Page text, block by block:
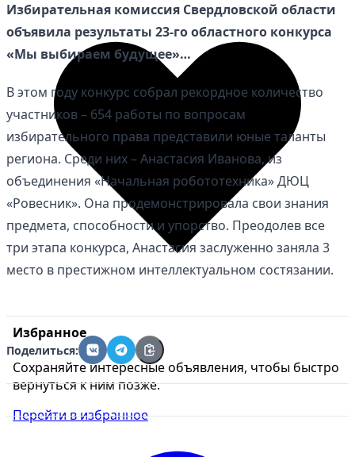
Избранное
Сохраняйте интересные объявления, чтобы быстро
вернуться к ним позже.
Перейти в избранное
Избирательная комиссия Свердловской области
объявила результаты 23-го областного конкурса
«Мы выбираем будущее»…
В этом году конкурс собрал рекордное количество
участников – 654 работы по вопросам
избирательного права представили юные таланты
региона. Среди них – Анастасия Иванова, из
объединения «Начальная робототехника» ДЮЦ
«Ровесник». Она продемонстрировала свои знания
предмета, способности и упорство. Преодолев все
три этапа конкурса, Анастасия заслуженно заняла 3
место в престижном интеллектуальном состязании.
Поделиться: